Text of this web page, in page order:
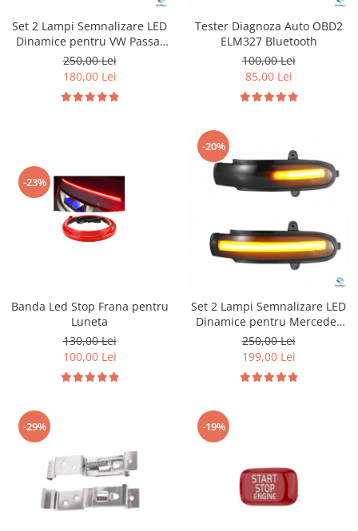
Set 2 Lampi Semnalizare LED
Dinamice pentru VW Passat
B8
250,00 Lei
180,00 Lei
Tester Diagnoza Auto OBD2
ELM327 Bluetooth
100,00 Lei
85,00 Lei
-23%
Banda Led Stop Frana pentru
Luneta
130,00 Lei
100,00 Lei
-20%
Set 2 Lampi Semnalizare LED
Dinamice pentru Mercedes
W203
250,00 Lei
199,00 Lei
-29% -19%